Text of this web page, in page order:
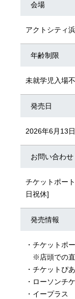
会場
アクトシティ
年齢制限
未就学児入場
発売日
2026年6月13
お問い合わせ
チケットポー
日祝休]
発売情報
・チケットポ
※店頭での直
・ チケットぴあ
・ ローソンチ
・ イープラス